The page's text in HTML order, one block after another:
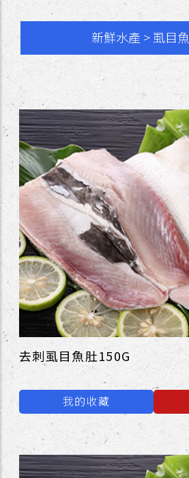
新鮮水產 > 虱目
去刺虱目魚肚150G
我的收藏